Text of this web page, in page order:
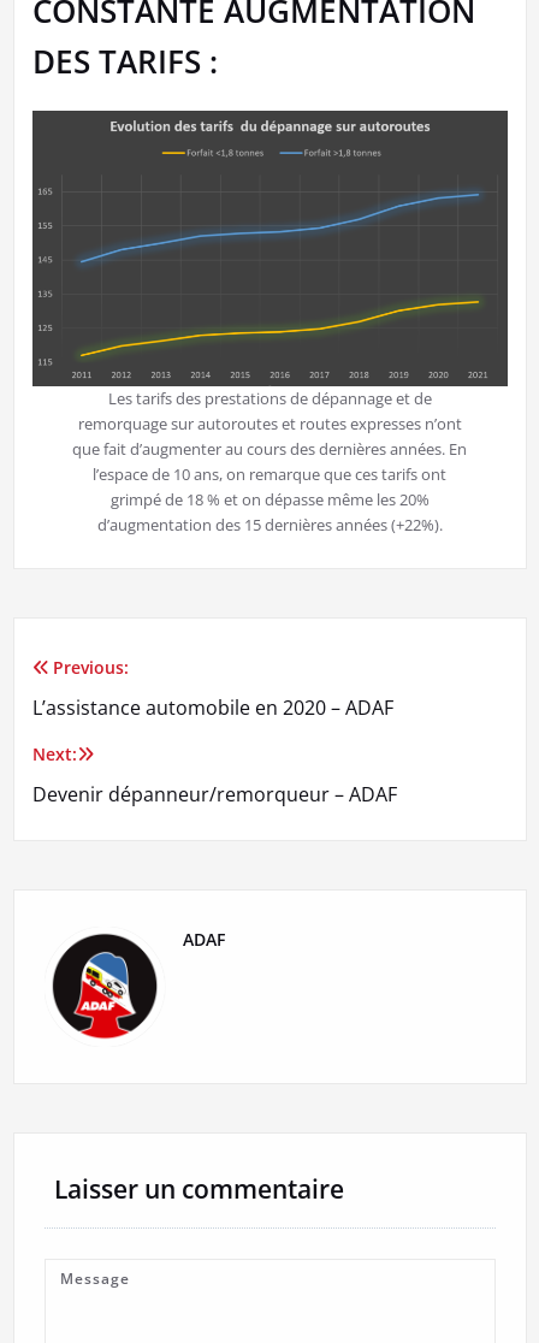
CONSTANTE AUGMENTATION
DES TARIFS :
Les tarifs des prestations de dépannage et de
remorquage sur autoroutes et routes expresses n’ont
que fait d’augmenter au cours des dernières années. En
l’espace de 10 ans, on remarque que ces tarifs ont
grimpé de 18 % et on dépasse même les 20%
d’augmentation des 15 dernières années (+22%).
Navigation
de
l’article
Previous:
L’assistance automobile en 2020 – ADAF
Next:
Devenir dépanneur/remorqueur – ADAF
ADAF
Laisser un commentaire